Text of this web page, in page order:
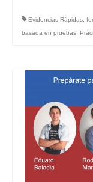
Evidencias Rápidas
basada en pruebas